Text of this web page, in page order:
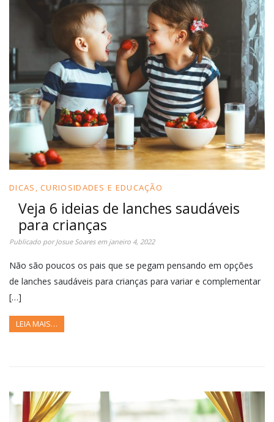
DICAS, CURIOSIDADES E EDUCAÇÃO
Veja 6 ideias de lanches saudáveis
para crianças
Publicado porJosue Soaresem janeiro 4, 2022
Não são poucos os pais que se pegam pensando em opções
de lanches saudáveis para crianças para variar e complementar
[…]
LEIA MAIS…